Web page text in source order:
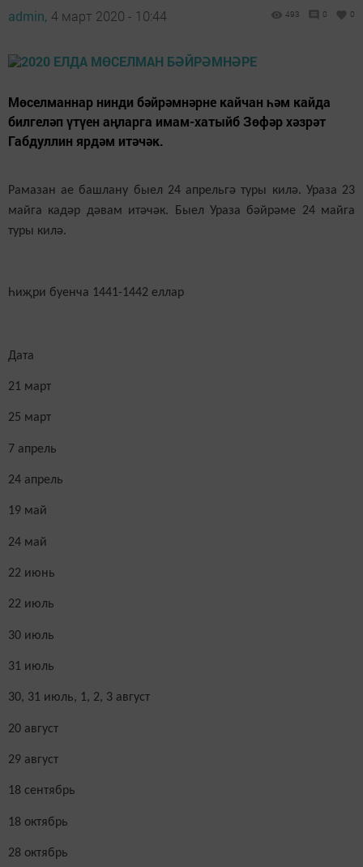
admin, 4 март 2020 - 10:44 493 0 0
Мөселманнар нинди бәйрәмнәрне кайчан һәм кайда
билгеләп үтүен аңларга имам-хатыйб Зөфәр хәзрәт
Габдуллин ярдәм итәчәк.
Рамазан ае башлану быел 24 апрельгә туры килә. Ураза 23
майга кадәр дәвам итәчәк. Быел Ураза бәйрәме 24 майга
туры килә.
Һиҗри буенча 1441-1442 еллар
Дата
21 март
25 март
7 апрель
24 апрель
19 май
24 май
22 июнь
22 июль
30 июль
31 июль
30, 31 июль, 1, 2, 3 август
20 август
29 август
18 сентябрь
18 октябрь
28 октябрь